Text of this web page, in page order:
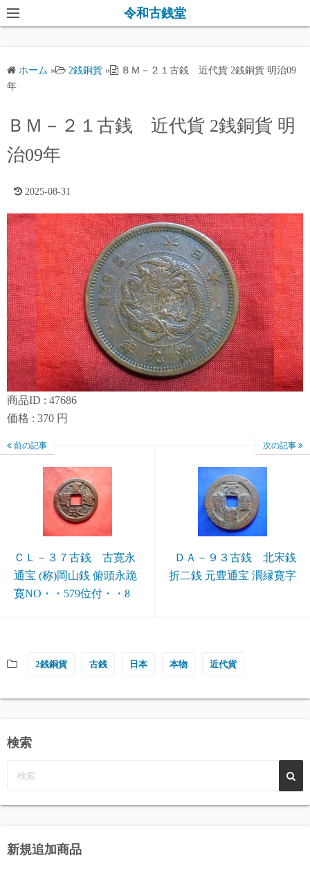
コ
ン
ツ
ッ
令和古銭堂
ホーム » 2銭銅貨 »
ＢＭ－２１古銭 近代貨 2銭銅貨 明治09
年
ＢＭ－２１古銭 近代貨 2銭銅貨 明
治09年
2025-08-31
商品ID : 47686
価格 : 370 円
前の記事
ＣＬ－３７古銭 古寛永
通宝 (称)岡山銭 俯頭永跪
寛NO・・579位付・・8
次の記事
ＤＡ－９３古銭 北宋銭
折二銭 元豊通宝 濶縁寛字
2銭銅貨 古銭 日本 本物 近代貨
検索
新規追加商品